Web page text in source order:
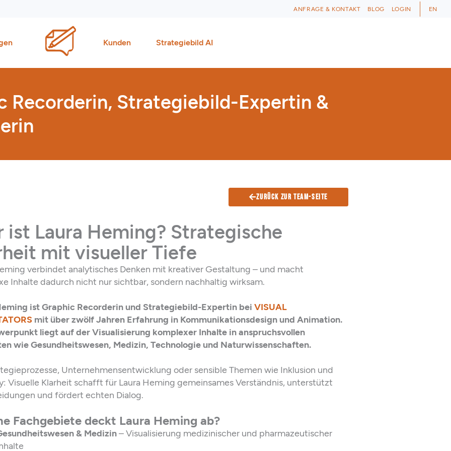
ANFRAGE & KONTAKT BLOG LOGIN EN
Kunden Strategiebild AI
Recorderin, Strategiebild-Expertin &
Zurück zur Team-Seite
ist Laura Heming? Strategische
mit visueller Tiefe
verbindet analytisches Denken mit kreativer Gestaltung – und macht
Inhalte dadurch nicht nur sichtbar, sondern nachhaltig wirksam.
ist Graphic Recorderin und Strategiebild-Expertin bei VISUAL
mit über zwölf Jahren Erfahrung in Kommunikationsdesign und Animation.
liegt auf der Visualisierung komplexer Inhalte in anspruchsvollen
wie Gesundheitswesen, Medizin, Technologie und Naturwissenschaften.
Unternehmensentwicklung oder sensible Themen wie Inklusion und
Visuelle Klarheit schafft für Laura Heming gemeinsames Verständnis, unterstützt
und fördert echten Dialog.
Fachgebiete deckt Laura Heming ab?
& Medizin– Visualisierung medizinischer und pharmazeutischer